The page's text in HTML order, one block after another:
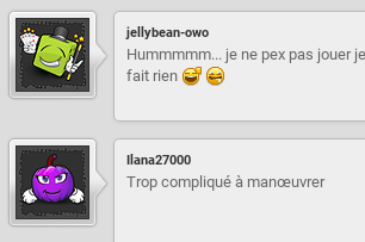
jellybean-owo
Hummmmm... je ne pex pas jouer
fait rien
Ilana27000
Trop compliqué à manœuvrer